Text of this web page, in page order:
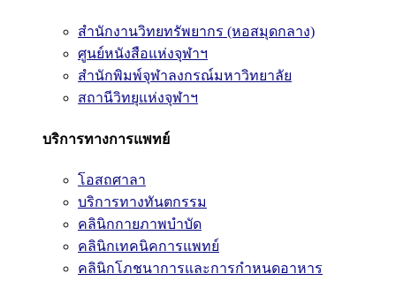
สำนักงานวิทยทรัพยากร (หอสมุดกลาง)
ศูนย์หนังสือแห่งจุฬาฯ
สำนักพิมพ์จุฬาลงกรณ์มหาวิทยาลัย
สถานีวิทยุแห่งจุฬาฯ
บริการทางการแพทย์
โอสถศาลา
บริการทางทันตกรรม
คลินิกกายภาพบำบัด
คลินิกเทคนิคการแพทย์
คลินิกโภชนาการและการกำหนดอาหาร